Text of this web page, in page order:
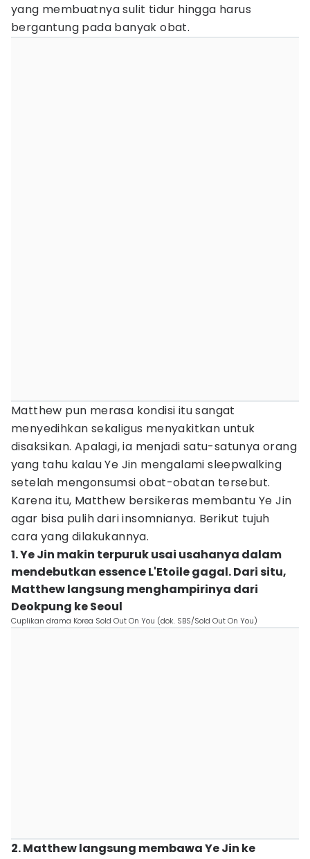
yang membuatnya sulit tidur hingga harus
bergantung pada banyak obat.
Matthew pun merasa kondisi itu sangat
menyedihkan sekaligus menyakitkan untuk
disaksikan. Apalagi, ia menjadi satu-satunya orang
yang tahu kalau Ye Jin mengalami sleepwalking
setelah mengonsumsi obat-obatan tersebut.
Karena itu, Matthew bersikeras membantu Ye Jin
agar bisa pulih dari insomnianya. Berikut tujuh
cara yang dilakukannya.
1. Ye Jin makin terpuruk usai usahanya dalam
mendebutkan essence L'Etoile gagal. Dari situ,
Matthew langsung menghampirinya dari
Deokpung ke Seoul
Cuplikan drama Korea Sold Out On You (dok. SBS/Sold Out On You)
2. Matthew langsung membawa Ye Jin ke